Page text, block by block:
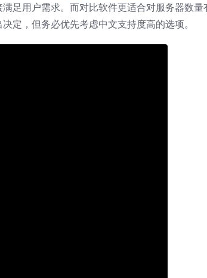
足用户需求。而对比软件更适合对服务器数量
定，但务必优先考虑中文支持度高的选项。